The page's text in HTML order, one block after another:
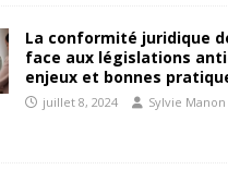
La conformité juridique
face aux législations
enjeux et bonnes
juillet 8, 2024 Sylvie Manon